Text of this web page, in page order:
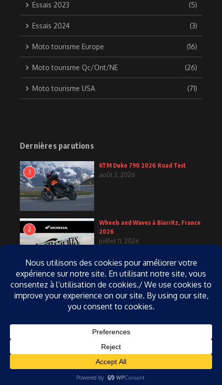
Essais 2023 (5)
Essais 2024 (3)
Moto tourisme Europe (16)
Moto tourisme Qc/Ont/NE (26)
Moto tourisme USA (71)
Dernières parutions
1
KTM Duke 790 2026 Road Test
août 2, 2026
2
Wheels and Waves à Biarritz, France
2026
juillet 11, 2026
3
KTM Duke 790 2027
juin 25, 2026
Copyright 2004-2026, Tous droits réservés, Passionmoto.com,
Réalisation Côté Interactif | Réalisé par